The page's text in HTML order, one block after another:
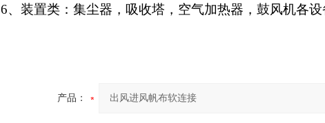
6、装置类：集尘器，吸收塔，空气加热器，鼓风机各设
产品：